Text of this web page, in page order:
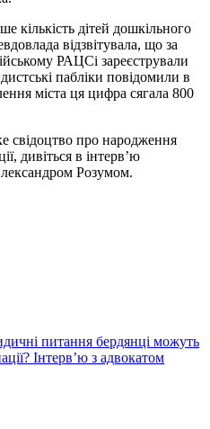
кількість дітей дошкільного
відзвітувала, що за
РАЦСі зареєстрували
пабліки повідомили в
міста ця цифра сягала 800
свідоцтво про народження
дивіться в інтерв’ю
Розумом.
питання бердянці можуть
Інтерв’ю з адвокатом